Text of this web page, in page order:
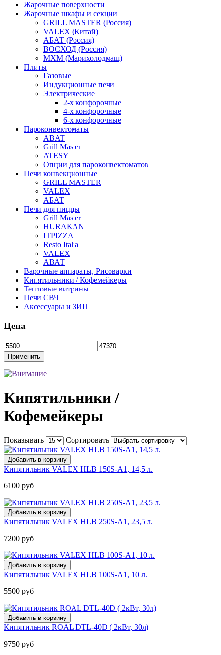
Жарочные поверхности
Жарочные шкафы и секции
GRILL MASTER (Россия)
VALEX (Китай)
АБАТ (Россия)
ВОСХОД (Россия)
МХМ (Марихолодмаш)
Плиты
Газовые
Индукционные печи
Электрические
2-х конфорочные
4-х конфорочные
6-х конфорочные
Пароконвектоматы
ABAT
Grill Master
ATESY
Опции для пароконвектоматов
Печи конвекционные
GRILL MASTER
VALEX
АБАТ
Печи для пиццы
Grill Master
HURAKAN
ITPIZZA
Resto Italia
VALEX
АВАТ
Варочные аппараты, Рисоварки
Кипятильники / Кофемейкеры
Тепловые витрины
Печи СВЧ
Аксессуары и ЗИП
Цена
Кипятильники /
Кофемейкеры
Показывать Сортировать
Кипятильник VALEX HLB 150S-A1, 14,5 л.
6100 руб
Кипятильник VALEX HLB 250S-A1, 23,5 л.
7200 руб
Кипятильник VALEX HLB 100S-A1, 10 л.
5500 руб
Кипятильник ROAL DTL-40D ( 2кВт, 30л)
9750 руб